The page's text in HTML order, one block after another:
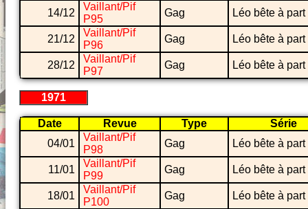
14/12
Vaillant/Pif
P95
Gag Léo bête à part
21/12
Vaillant/Pif
P96
Gag Léo bête à part
28/12
Vaillant/Pif
P97
Gag Léo bête à part
1971
Date Revue Type
Série
04/01
Vaillant/Pif
P98
Gag Léo bête à part
11/01
Vaillant/Pif
P99
Gag Léo bête à part
18/01
Vaillant/Pif
P100
Gag Léo bête à part